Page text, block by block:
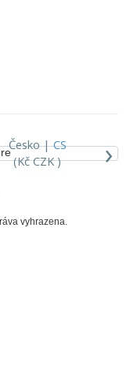
Česko |CS
(Kč CZK )
›
vyhrazena.